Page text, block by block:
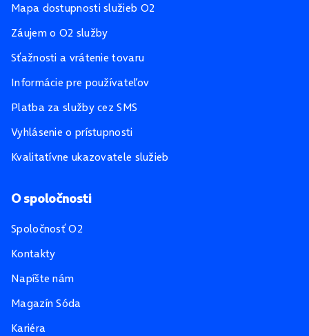
Mapa dostupnosti služieb O2
Záujem o O2 služby
Sťažnosti a vrátenie tovaru
Informácie pre používateľov
Platba za služby cez SMS
Vyhlásenie o prístupnosti
Kvalitatívne ukazovatele služieb
O spoločnosti
Spoločnosť O2
Kontakty
Napíšte nám
Magazín Sóda
Kariéra